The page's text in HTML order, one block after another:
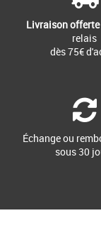
Livraison offerte
relais
dès 75€
Échange ou
sous 30